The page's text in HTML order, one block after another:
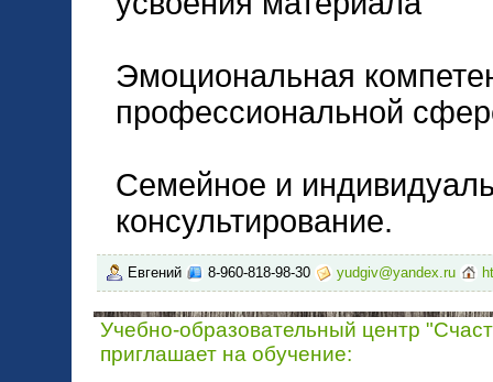
Эмоциональная
профессиональной
Семейное и
консультирование.
Евгений 8-960-818-98-30 yudgiv@yandex.ru
Учебно-образовательный центр
приглашает на обучение: